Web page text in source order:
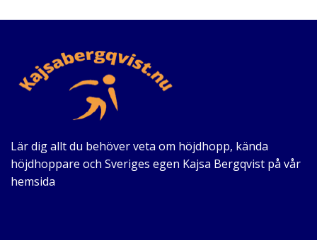
Lär dig allt du behöver veta om höjdhopp, kända
höjdhoppare och Sveriges egen Kajsa Bergqvist på vår
hemsida